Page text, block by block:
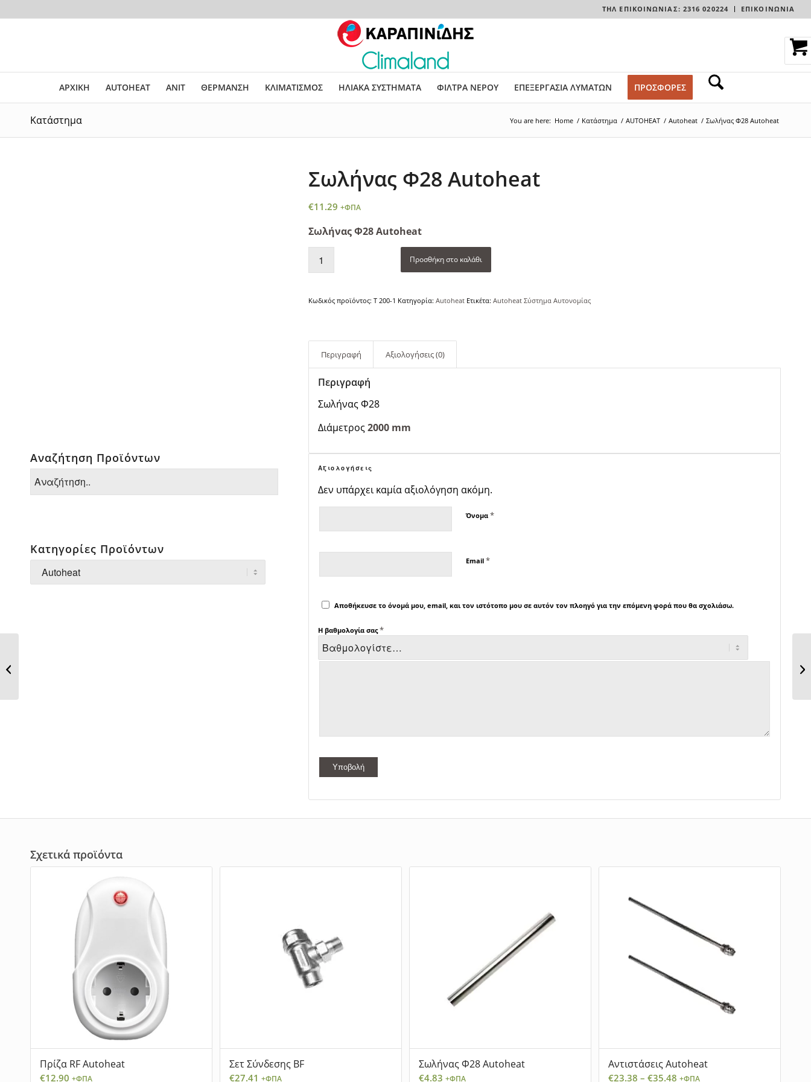
ΤΗΛ ΕΠΙΚΟΙΝΩΝΊΑΣ: 2316 020224 ΕΠΙΚΟΙΝΩΝΙΑ
ΑΡΧΙΚΗ AUTOHEAT ANIT ΘΕΡΜΑΝΣΗ ΚΛΙΜΑΤΙΣΜΟΣ ΗΛΙΑΚΑ ΣΥΣΤΗΜΑΤΑ ΦΙΛΤΡΑ ΝΕΡΟΥ ΕΠΕΞΕΡΓΑΣΙΑ ΛΥΜΑΤΩΝ ΠΡΟΣΦΟΡΕΣ
Κατάστημα You are here: Home / Κατάστημα / AUTOHEAT / Autoheat / Σωλήνας Φ28 Autoheat
Αναζήτηση Προϊόντων
Κατηγορίες Προϊόντων
Σωλήνας Φ28 Autoheat
€11.29 +ΦΠΑ
Σωλήνας Φ28 Autoheat
Προσθήκη στο καλάθι
Κωδικός προϊόντος: T 200-1 Κατηγορία: Autoheat Ετικέτα: Autoheat Σύστημα Αυτονομίας
Περιγραφή Αξιολογήσεις (0)
Περιγραφή
Σωλήνας Φ28
Διάμετρος2000 mm
Αξιολογήσεις
Δεν υπάρχει καμία αξιολόγηση ακόμη.
Όνομα *
Email *
Αποθήκευσε το όνομά μου, email, και τον ιστότοπο μου σε αυτόν τον πλοηγό για την επόμενη φορά που θα σχολιάσω.
Η βαθμολογία σας*
Σχετικά προϊόντα
Πρίζα RF Autoheat
€12.90 +ΦΠΑ
Σετ Σύνδεσης BF
€27.41 +ΦΠΑ
Σωλήνας Φ28 Autoheat
€4.83 +ΦΠΑ
Αντιστάσεις Autoheat
€23.38 – €35.48 Price
+ΦΠΑ